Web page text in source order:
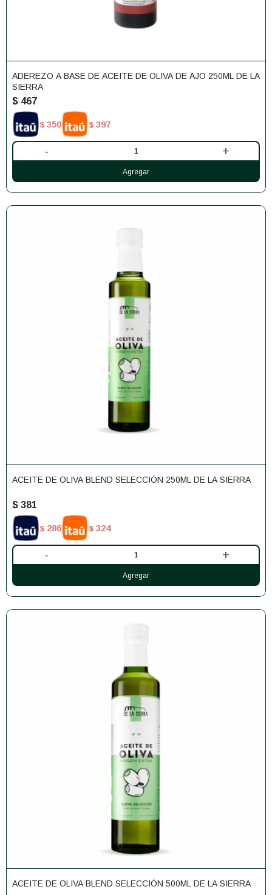
ADEREZO A BASE DE ACEITE DE OLIVA DE AJO 250ML DE LA
SIERRA
$ 467
$ 350 $ 397
- +
ACEITE DE OLIVA BLEND SELECCIÓN 250ML DE LA SIERRA
$ 381
$ 286 $ 324
- +
ACEITE DE OLIVA BLEND SELECCIÓN 500ML DE LA SIERRA